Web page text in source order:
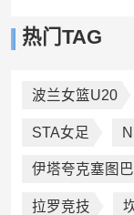
热门TAG
波兰女篮U20
STA女足
伊塔夸克塞图
拉罗竞技